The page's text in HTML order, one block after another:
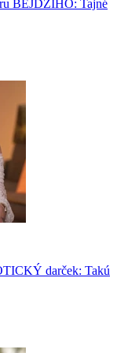
BEJDŽIHO: Tajné
darček: Takú